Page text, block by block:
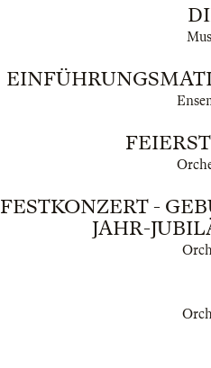
FESTKONZERT -
JAHR-